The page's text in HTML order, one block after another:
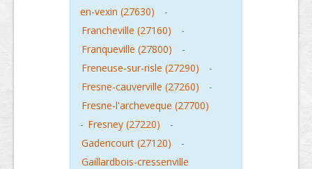
en-vexin (27630)
-
Francheville (27160)
-
Franqueville (27800)
-
Freneuse-sur-risle (27290)
-
Fresne-cauverville (27260)
-
Fresne-l'archeveque (27700)
- Fresney (27220)
-
Gadencourt (27120)
-
Gaillardbois-cressenville